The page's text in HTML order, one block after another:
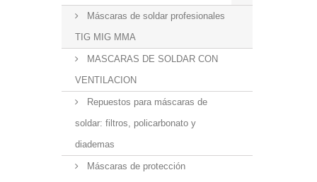
Máscaras de soldar profesionales
TIG MIG MMA
MASCARAS DE SOLDAR CON
VENTILACION
Repuestos para máscaras de
soldar: filtros, policarbonato y
diademas
Máscaras de protección